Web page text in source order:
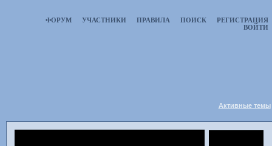
ФОРУМ УЧАСТНИКИ ПРАВИЛА ПОИСК
РЕГИСТРАЦИЯ
ВОЙТИ
Активные темы